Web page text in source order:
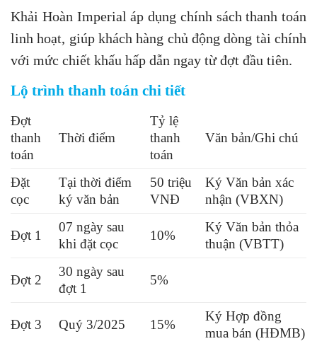
Khải Hoàn Imperial áp dụng chính sách thanh toán
linh hoạt, giúp khách hàng chủ động dòng tài chính
với mức chiết khấu hấp dẫn ngay từ đợt đầu tiên.
Lộ trình thanh toán chi tiết
Đợt
thanh
toán
Thời điểm
Tỷ lệ
thanh
toán
Văn bản/Ghi chú
Đặt
cọc
Tại thời điểm
ký văn bản
50 triệu
VNĐ
Ký Văn bản xác
nhận (VBXN)
Đợt 1
07 ngày sau
khi đặt cọc
10%
Ký Văn bản thỏa
thuận (VBTT)
Đợt 2
30 ngày sau
đợt 1
5%
Đợt 3 Quý 3/2025 15%
Ký Hợp đồng
mua bán (HĐMB)